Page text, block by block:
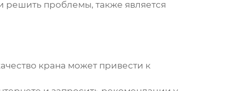
решить проблемы, также является
крана может привести к